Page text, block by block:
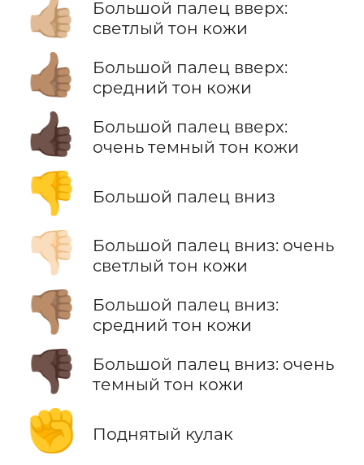
👍🏼
Большой палец вверх:
светлый тон кожи
👍🏽
Большой палец вверх:
средний тон кожи
👍🏿
Большой палец вверх:
очень темный тон кожи
👎 Большой палец вниз
👎🏻
Большой палец вниз: очень
светлый тон кожи
👎🏽
Большой палец вниз:
средний тон кожи
👎🏿
Большой палец вниз: очень
темный тон кожи
✊ Поднятый кулак